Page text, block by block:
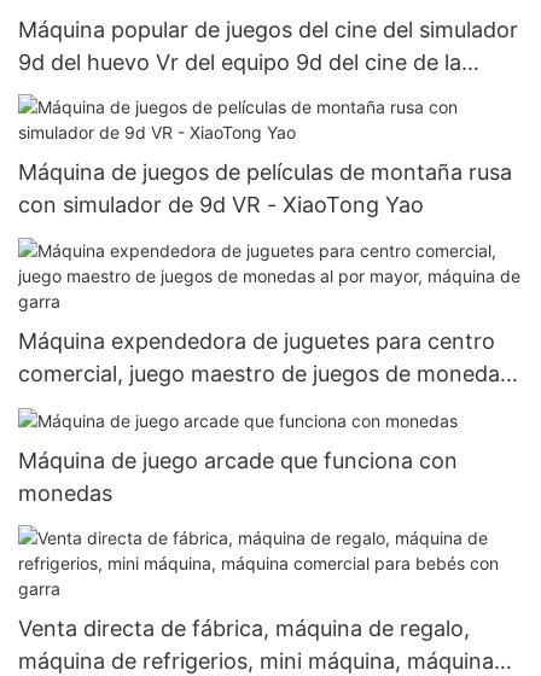
Máquina popular de juegos del cine del simulador
9d del huevo Vr del equipo 9d del cine de la
realidad virtual de 1seat 9d en venta
Máquina de juegos de películas de montaña rusa
con simulador de 9d VR - XiaoTong Yao
Máquina expendedora de juguetes para centro
comercial, juego maestro de juegos de monedas
al por mayor, máquina de garra
Máquina de juego arcade que funciona con
monedas
Venta directa de fábrica, máquina de regalo,
máquina de refrigerios, mini máquina, máquina